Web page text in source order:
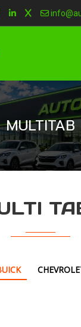
MULTITAB